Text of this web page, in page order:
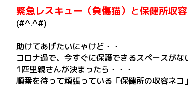
緊急レスキュー（負傷猫） と保健所収
(#^.^#)
助けてあげたいにゃけど・・
コロナ過で、今すぐに保護できるスペースがな
1匹里親さんが決まったら・・・
順番を待って頑張っている「保健所の収容ネコ